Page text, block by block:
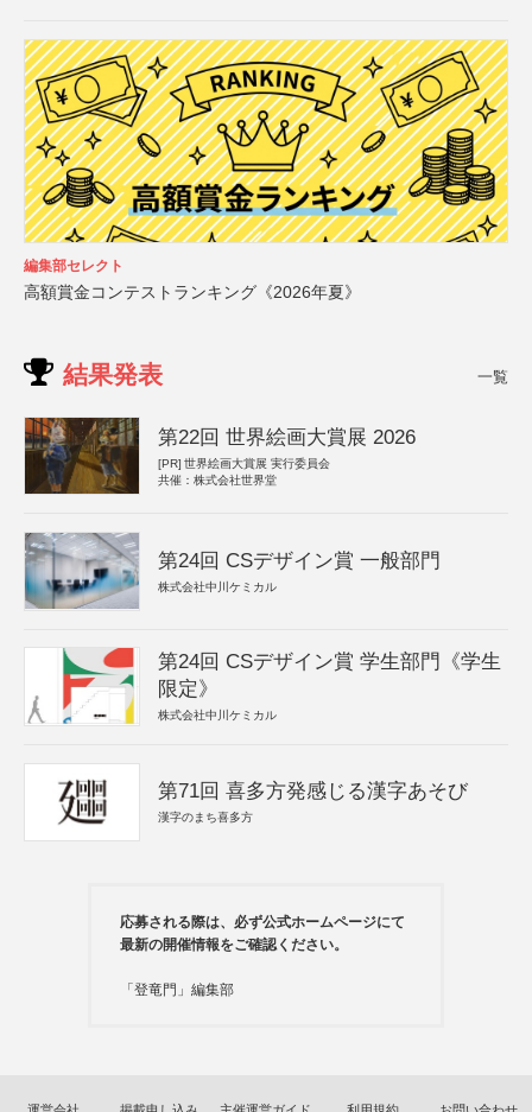
編集部セレクト
高額賞金コンテストランキング《2026年夏》
結果発表 一覧
第22回 世界絵画大賞展 2026
[PR] 世界絵画大賞展 実行委員会
共催：株式会社世界堂
第24回 CSデザイン賞 一般部門
株式会社中川ケミカル
第24回 CSデザイン賞 学生部門《学生
限定》
株式会社中川ケミカル
第71回 喜多方発感じる漢字あそび
漢字のまち喜多方
応募される際は、必ず公式ホームページにて
最新の開催情報をご確認ください。
「登竜門」編集部